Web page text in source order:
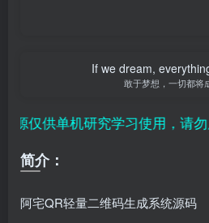
If we dream,
敢于梦想，一切都将
仅供单机研究学习使用，请勿
简介：
阿宅QR轻量二维码生成系统源码